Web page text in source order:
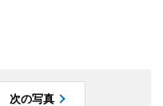
次の写真